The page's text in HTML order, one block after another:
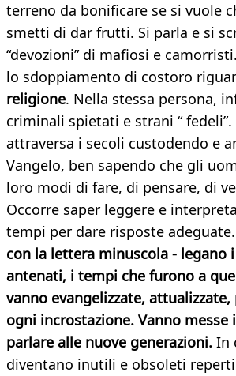
terreno da bonificare se si vuole
smetti di dar frutti. Si parla e si
“devozioni” di mafiosi e
lo sdoppiamento di costoro
religione. Nella stessa persona,
criminali spietati e strani “ fedeli”.
attraversa i secoli custodendo e
Vangelo, ben sapendo che gli
loro modi di fare, di pensare, di
Occorre saper leggere e
tempi per dare risposte adeguate.
con la lettera minuscola - legano
antenati, i tempi che furono a
vanno evangelizzate,
ogni incrostazione. Vanno messe
parlare alle nuove generazioni. In
diventano inutili e obsoleti